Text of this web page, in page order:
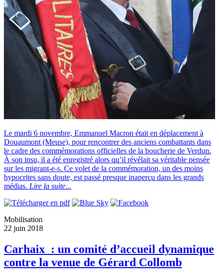
Le mardi 6 novembre, Emmanuel Macron était en déplacement à
Douaumont (Meuse), pour rencontrer des anciens combattants dans
le cadre des commémorations officielles de la boucherie de Verdun.
À son insu, il a été enregistré alors qu’il révélait sa véritable pensée
sur les migrant-e-s. Ce volet de la commémoration, un des moins
hypocrites sans doute, est passé presque inaperçu dans les grands
médias. Lire la suite...
Mobilisation
22 juin 2018
Carhaix : un comité d’accueil dynamique
contre la venue de Gérard Collomb